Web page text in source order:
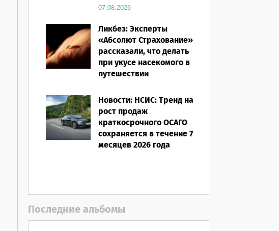
07.08.2026
Ликбез: Эксперты
«Абсолют Страхование»
рассказали, что делать
при укусе насекомого в
путешествии
Новости: НСИС: Тренд на
рост продаж
краткосрочного ОСАГО
сохраняется в течение 7
месяцев 2026 года
Последние альбомы